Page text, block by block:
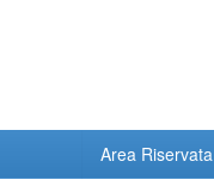
Area Riservata